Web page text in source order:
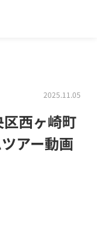
2025.11.05
区西ヶ崎町
アー動画